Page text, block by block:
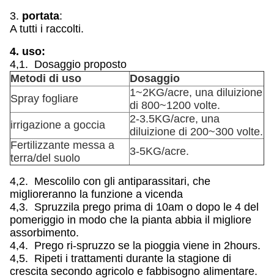
3. portata:
A tutti i raccolti.
4. uso:
4,1. Dosaggio proposto
Metodi di uso
Dosaggio
Spray fogliare
1~2KG/acre, una diluizione
di 800~1200 volte.
irrigazione a goccia
2-3.5KG/acre, una
diluizione di 200~300 volte.
Fertilizzante messa a
terra/del suolo
3-5KG/acre.
4,2. Mescolilo con gli antiparassitari, che
miglioreranno la funzione a vicenda
4,3. Spruzzila prego prima di 10am o dopo le 4 del
pomeriggio in modo che la pianta abbia il migliore
assorbimento.
4,4. Prego ri-spruzzo se la pioggia viene in 2hours.
4,5. Ripeti i trattamenti durante la stagione di
crescita secondo agricolo e fabbisogno alimentare.